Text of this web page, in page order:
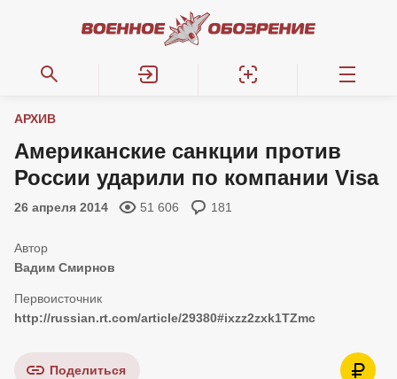
АРХИВ
Американские санкции против
России ударили по компании Visa
26 апреля 2014 51 606 181
Вадим Смирнов
http://russian.rt.com/article/29380#ixzz2zxk1TZmc
Поделиться